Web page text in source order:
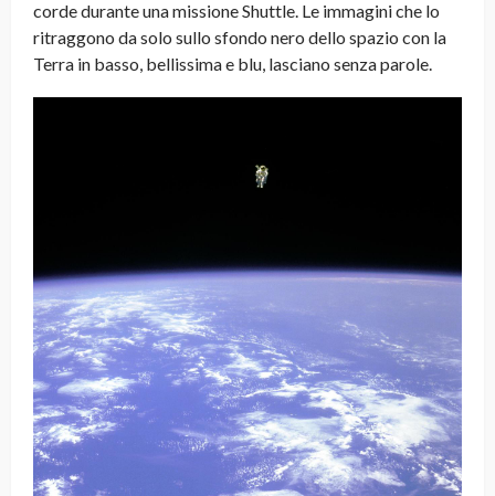
corde durante una missione Shuttle. Le immagini che lo
ritraggono da solo sullo sfondo nero dello spazio con la
Terra in basso, bellissima e blu, lasciano senza parole.